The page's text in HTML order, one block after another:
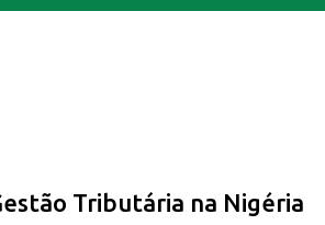
Tributária na Nigéria